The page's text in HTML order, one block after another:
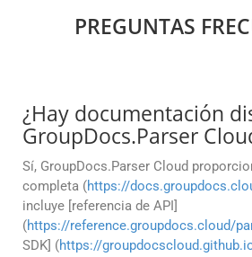
PREGUNTAS
¿Hay documentación
GroupDocs.Parser
Sí, GroupDocs.Parser Cloud
completa (https://
incluye [referencia de API]
(https://reference.groupdocs.cloud/
SDK] (https://